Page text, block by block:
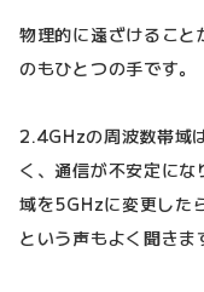
物理的に遠ざけること
のもひとつの手です。
2.4GHzの周波数帯域
く、通信が不安定に
域を5GHzに変更した
という声もよく聞きま